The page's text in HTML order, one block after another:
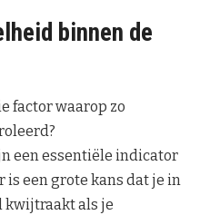
binnen de
factor waarop zo
een essentiële indicator
een grote kans dat je in
kwijtraakt als je